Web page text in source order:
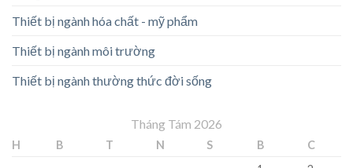
Thiết bị ngành hóa chất - mỹ phẩm
Thiết bị ngành môi trường
Thiết bị ngành thường thức đời sống
Tháng Tám 2026
H B T N S B
C